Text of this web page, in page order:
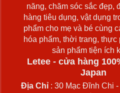
năng, chăm sóc sắc đẹp,
hàng tiêu dụng, vật dụng
phẩm cho mẹ và bé cùng
hóa phẩm, thời trang, thực
sản phẩm tiện ích
Letee - cửa hàng
Japan
Địa Chỉ : 30 Mạc Đĩnh Chi